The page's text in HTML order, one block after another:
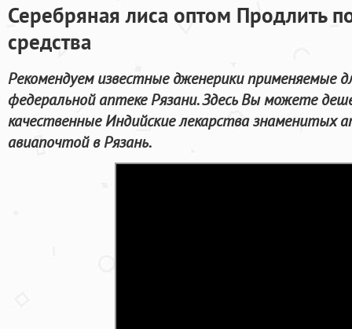
Серебряная лиса оптом Продлить
средства
Рекомендуем известные дженерики применяемые
федеральной аптеке Рязани. Здесь Вы можете
качественные Индийские лекарства знаменитых
авиапочтой в Рязань.